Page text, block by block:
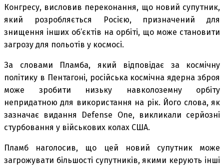
Конгресу, висловив переконання, що новий супутник,
який розробляється Росією, призначений для
знищення інших об’єктів на орбіті, що може становити
загрозу для польотів у космосі.
За словами Пламба, який відповідає за космічну
політику в Пентагоні, російська космічна ядерна зброя
може зробити низьку навколоземну орбіту
непридатною для використання на рік. Його слова, як
зазначає видання Defense One, викликали серйозні
стурбовання у військових колах США.
Пламб наголосив, що цей новий супутник може
загрожувати більшості супутників, якими керують інші